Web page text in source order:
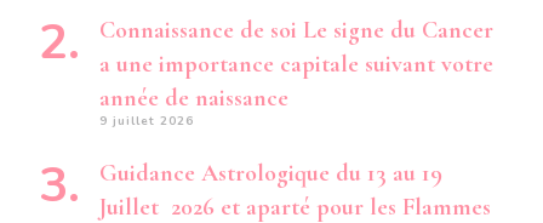
Connaissance de soi Le signe du Cancer
a une importance capitale suivant votre
année de naissance
9 juillet 2026
Guidance Astrologique du 13 au 19
Juillet 2026 et aparté pour les Flammes